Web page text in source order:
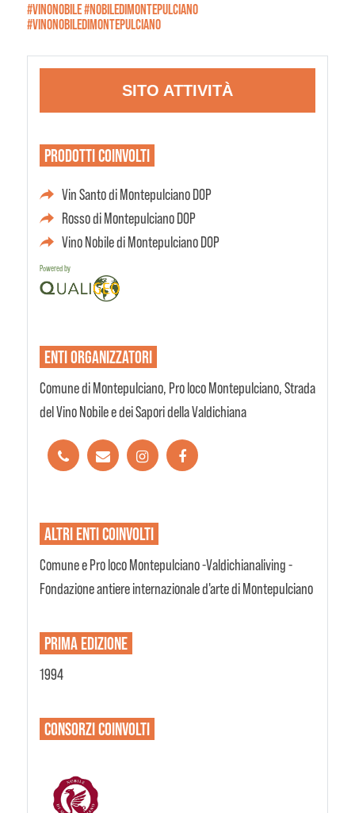
#VINONOBILE #NOBILEDIMONTEPULCIANO
#VINONOBILEDIMONTEPULCIANO
SITO ATTIVITÀ
PRODOTTICOINVOLTI
Vin Santo di Montepulciano DOP
Rosso di Montepulciano DOP
Vino Nobile di Montepulciano DOP
Powered by
ENTIORGANIZZATORI
Comune di Montepulciano, Pro loco Montepulciano, Strada
del Vino Nobile e dei Sapori della Valdichiana
ALTRI ENTICOINVOLTI
Comune e Pro loco Montepulciano -Valdichianaliving -
Fondazione antiere internazionale d'arte di Montepulciano
PRIMA EDIZIONE
1994
CONSORZICOINVOLTI